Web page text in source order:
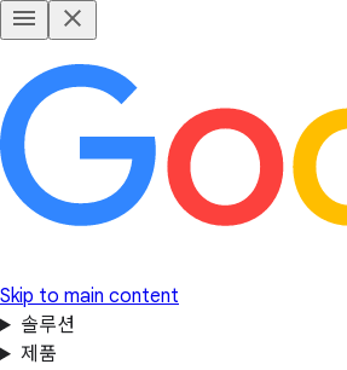
Skip to main content
솔루션
제품